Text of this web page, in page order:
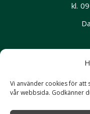
Vi använder cookies för att
vår webbsida. Godkänner
kl.